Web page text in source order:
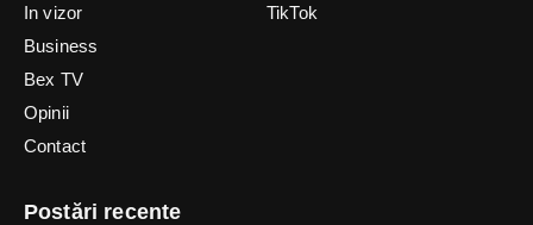
In vizor
Business
Bex TV
Opinii
Contact
TikTok
Postări recente